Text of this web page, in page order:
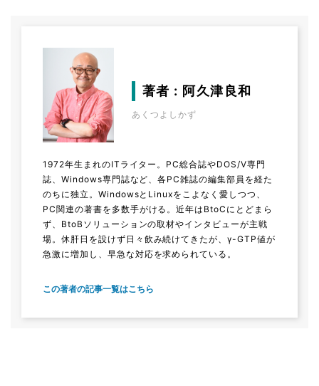
著者 : 阿久津良和
あくつよしかず
1972年生まれのITライター。PC総合誌やDOS/V専門
誌、Windows専門誌など、各PC雑誌の編集部員を経た
のちに独立。WindowsとLinuxをこよなく愛しつつ、
PC関連の著書を多数手がける。近年はBtoCにとどまら
ず、BtoBソリューションの取材やインタビューが主戦
場。休肝日を設けず日々飲み続けてきたが、γ-GTP値が
急激に増加し、早急な対応を求められている。
この著者の記事一覧はこちら